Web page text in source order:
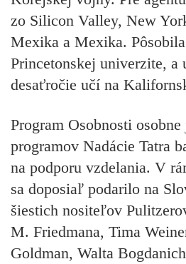
zo Silicon Valley, New
Mexika a Mexika.
Princetonskej univerzite, a
desaťročie učí na
Program Osobnosti osobne
programov Nadácie Tatra
na podporu vzdelania. V
sa doposiaľ podarilo na
šiestich nositeľov
M. Friedmana, Tima
Goldman, Walta